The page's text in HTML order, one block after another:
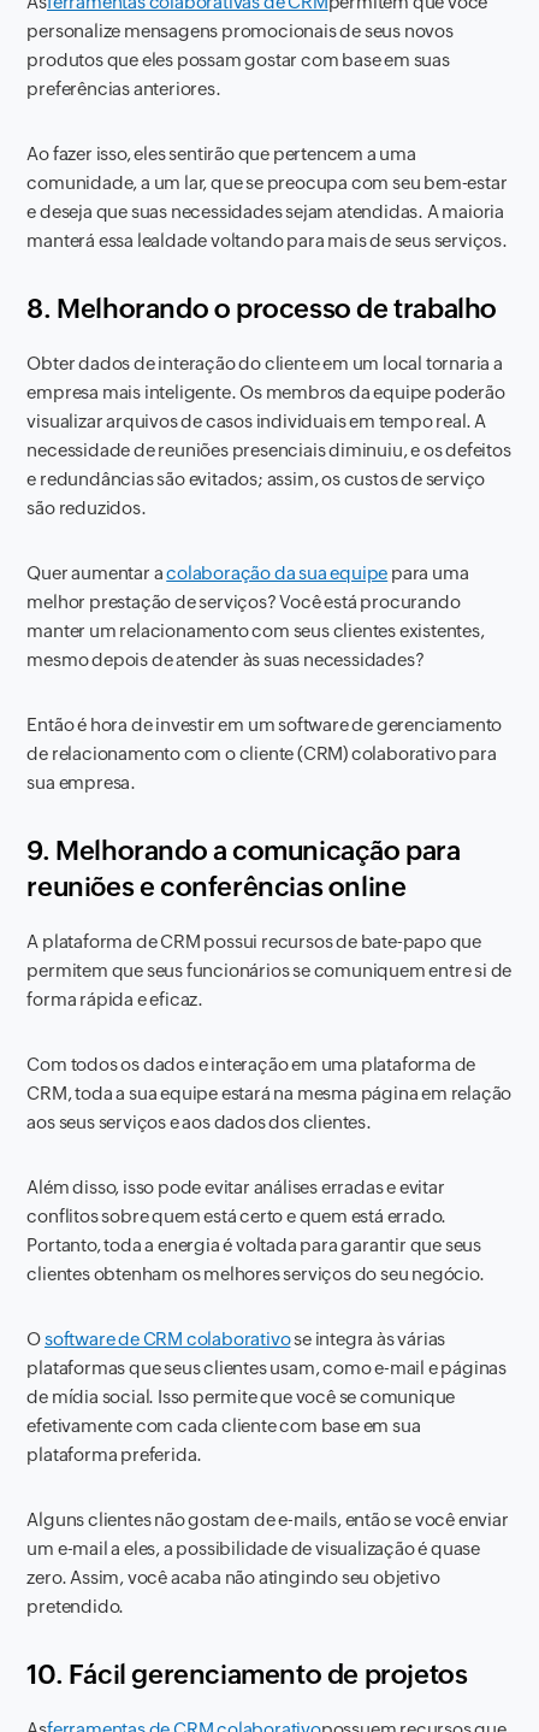
personalize mensagens promocionais de seus novos
produtos que eles possam gostar com base em suas
preferências anteriores.
Ao fazer isso, eles sentirão que pertencem a uma
comunidade, a um lar, que se preocupa com seu bem-estar
e deseja que suas necessidades sejam atendidas. A maioria
manterá essa lealdade voltando para mais de seus serviços.
8. Melhorando o processo de trabalho
Obter dados de interação do cliente em um local tornaria a
empresa mais inteligente. Os membros da equipe poderão
visualizar arquivos de casos individuais em tempo real. A
necessidade de reuniões presenciais diminuiu, e os defeitos
e redundâncias são evitados; assim, os custos de serviço
são reduzidos.
Quer aumentar acolaboração da sua equipe para uma
melhor prestação de serviços? Você está procurando
manter um relacionamento com seus clientes existentes,
mesmo depois de atender às suas necessidades?
Então é hora de investir em um software de gerenciamento
de relacionamento com o cliente (CRM) colaborativo para
sua empresa.
9. Melhorando a comunicação para
reuniões e conferências online
A plataforma de CRM possui recursos de bate-papo que
permitem que seus funcionários se comuniquem entre si de
forma rápida e eficaz.
Com todos os dados e interação em uma plataforma de
CRM, toda a sua equipe estará na mesma página em relação
aos seus serviços e aos dados dos clientes.
Além disso, isso pode evitar análises erradas e evitar
conflitos sobre quem está certo e quem está errado.
Portanto, toda a energia é voltada para garantir que seus
clientes obtenham os melhores serviços do seu negócio.
Osoftware de CRM colaborativose integra às várias
plataformas que seus clientes usam, como e-mail e páginas
de mídia social. Isso permite que você se comunique
efetivamente com cada cliente com base em sua
plataforma preferida.
Alguns clientes não gostam de e-mails, então se você enviar
um e-mail a eles, a possibilidade de visualização é quase
zero. Assim, você acaba não atingindo seu objetivo
pretendido.
10. Fácil gerenciamento de projetos